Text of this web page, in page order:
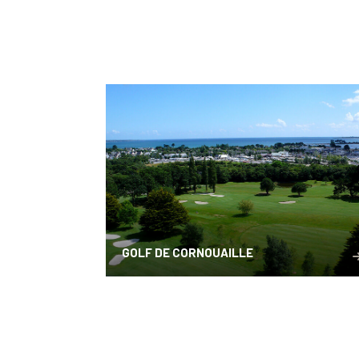
GOLF DE CORNOUAILLE